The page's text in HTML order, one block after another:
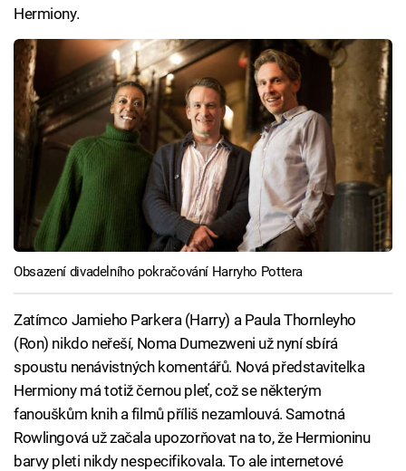
Hermiony.
Obsazení divadelního pokračování Harryho Pottera
Zatímco Jamieho Parkera (Harry) a Paula Thornleyho
(Ron) nikdo neřeší, Noma Dumezweni už nyní sbírá
spoustu nenávistných komentářů. Nová představitelka
Hermiony má totiž černou pleť, což se některým
fanouškům knih a filmů příliš nezamlouvá. Samotná
Rowlingová už začala upozorňovat na to, že Hermioninu
barvy pleti nikdy nespecifikovala. To ale internetové